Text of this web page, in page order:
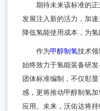
期待未来该标准的
发展注入新的活力，加
降低氢能使用成本，为
作为甲醇制氢技术领
始终致力于氢能装备研
团体标准编制，不仅彰
感，更将推动甲醇制氢
应用。未来，沃佑达将